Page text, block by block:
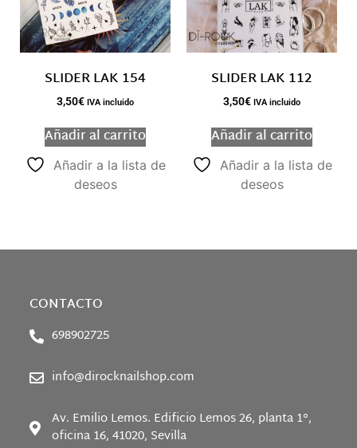
SLIDER LAK 154
3,50€ IVA incluido
Añadir al carrito
Añadir a la lista de
deseos
SLIDER LAK 112
3,50€ IVA incluido
Añadir al carrito
Añadir a la lista de
deseos
CONTACTO
698902725
info@dirocknailshop.com
Av. Emilio Lemos. Edificio Lemos 26, planta 1°,
oficina 16, 41020, Sevilla